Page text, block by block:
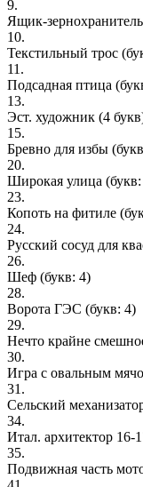
9.
Ящик-зернохранитель
10.
Текстильный трос
11.
Подсадная птица
13.
Эст. художник (4
15.
Бревно для избы
20.
Широкая улица
23.
Копоть на фитиле
24.
Русский сосуд для
26.
Шеф (букв: 4)
28.
Ворота ГЭС (букв: 4)
29.
Нечто крайне
30.
Игра с овальным
31.
Сельский
34.
Итал. архитектор 16-
35.
Подвижная часть